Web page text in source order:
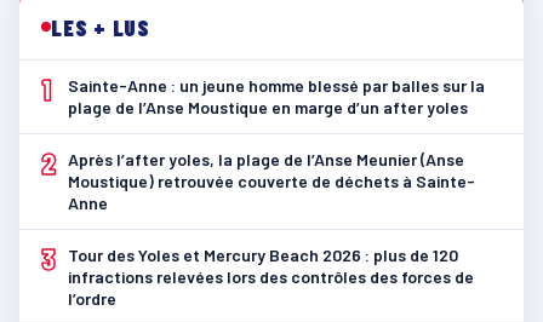
LES + LUS
1
Sainte-Anne : un jeune homme blessé par balles sur la
plage de l’Anse Moustique en marge d’un after yoles
2 Après l’after yoles, la plage de l’Anse Meunier (Anse
Moustique) retrouvée couverte de déchets à Sainte-
Anne
3
Tour des Yoles et Mercury Beach 2026 : plus de 120
infractions relevées lors des contrôles des forces de
l’ordre